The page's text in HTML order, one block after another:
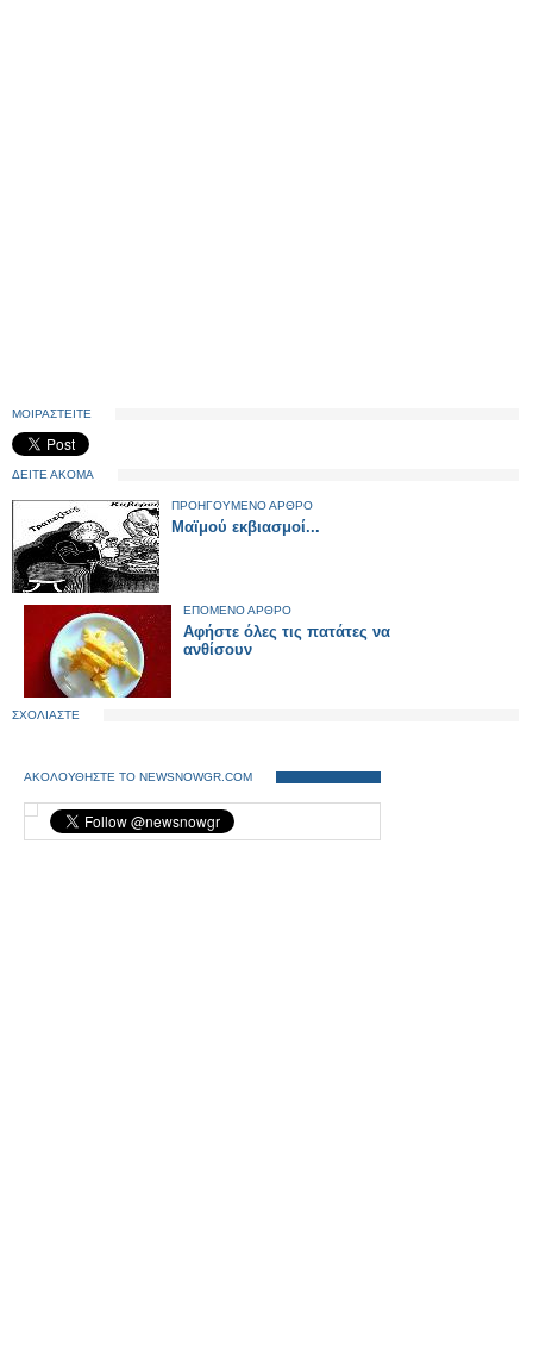
ΜΟΙΡΑΣΤΕΙΤΕ
ΔΕΙΤΕ ΑΚΟΜΑ
ΠΡΟΗΓΟΥΜΕΝΟ ΑΡΘΡΟ
Μαϊμού εκβιασμοί...
ΕΠΟΜΕΝΟ ΑΡΘΡΟ
Aφήστε όλες τις πατάτες να
ανθίσουν
ΣΧΟΛΙΑΣΤΕ
ΑΚΟΛΟΥΘΗΣΤΕ ΤΟ NEWSNOWGR.COM